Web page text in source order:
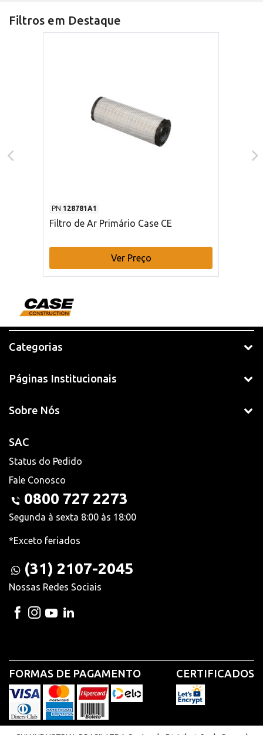
Filtros em Destaque
PN 128781A1
Filtro de Ar Primário Case CE
Ver Preço
Categorias
Páginas Institucionais
Sobre Nós
SAC
Status do Pedido
Fale Conosco
0800 727 2273
Segunda à sexta 8:00 às 18:00
*Exceto feriados
(31) 2107-2045
Nossas Redes Sociais
FORMAS DE PAGAMENTO CERTIFICADOS